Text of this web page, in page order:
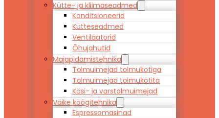
Kütte- ja kliimaseadmed
Konditsioneerid
Kütteseadmed
Ventilaatorid
Õhujahutid
Majapidamistehnika
Tolmuimejad tolmukotiga
Tolmuimejad tolmukotita
Käsi- ja varstolmuimejad
Väike köögitehnika
Espressomasinad